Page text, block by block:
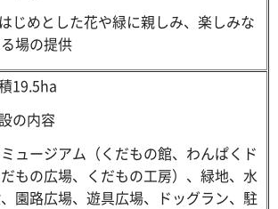
じめとした花や緑に親しみ、楽しみな
場の提供
19.5ha
の内容
ュージアム（くだもの館、わんぱくド
もの広場、くだもの工房）、緑地、水
園路広場、遊具広場、ドッグラン、駐